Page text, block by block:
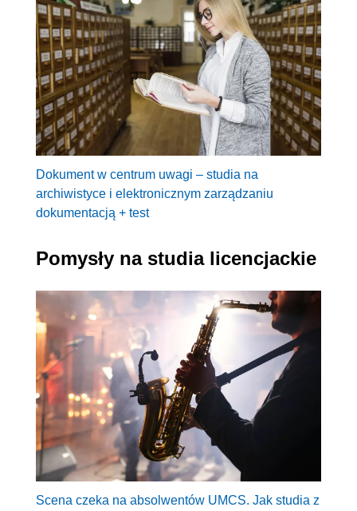
Dokument w centrum uwagi – studia na
archiwistyce i elektronicznym zarządzaniu
dokumentacją + test
Pomysły na studia licencjackie
Scena czeka na absolwentów UMCS. Jak studia z